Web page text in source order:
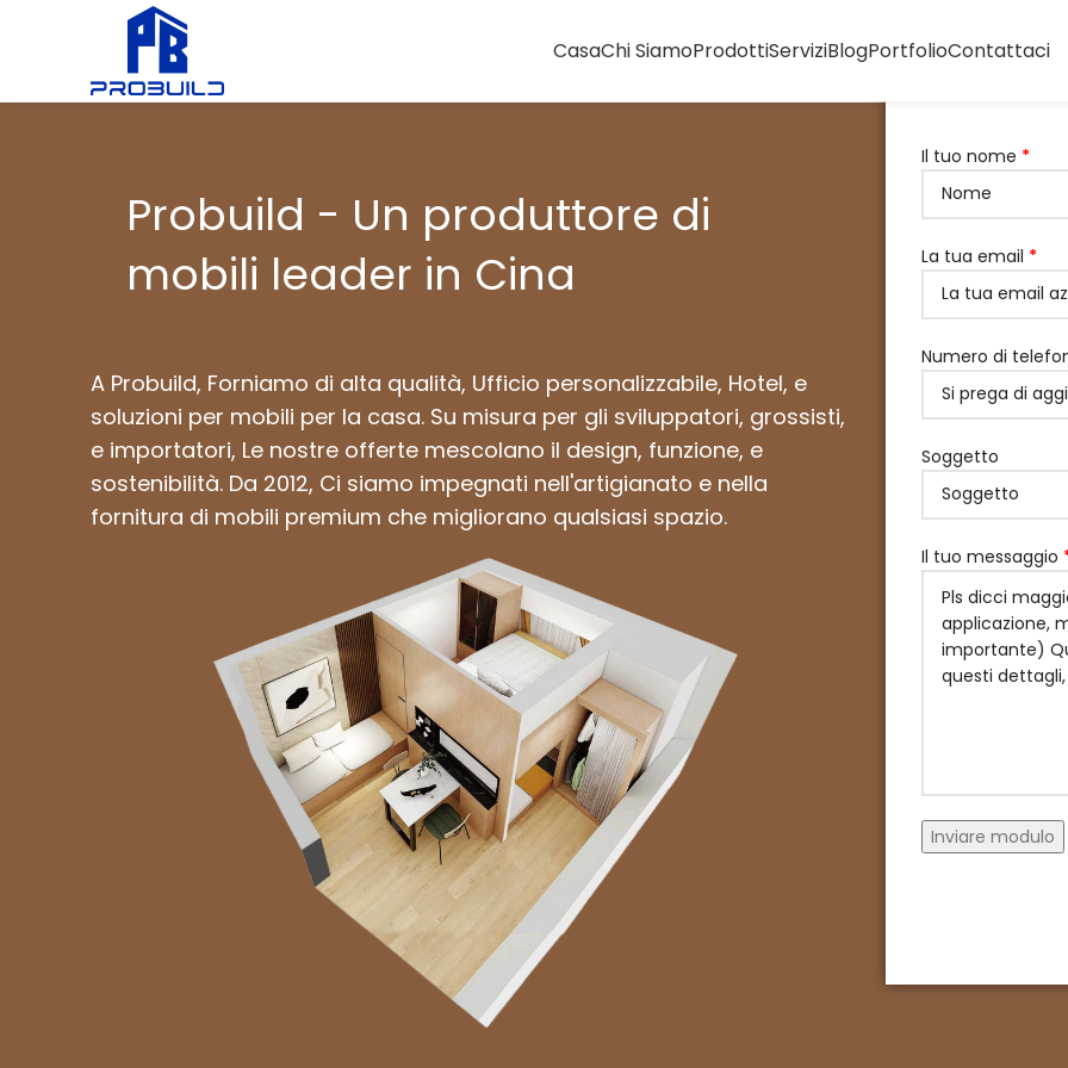
CasaChi SiamoProdottiServiziBlogPortfolioContattaci
Probuild - Un produttore di
mobili leader in Cina
A Probuild, Forniamo di alta qualità, Ufficio personalizzabile, Hotel, e
soluzioni per mobili per la casa. Su misura per gli sviluppatori, grossisti,
e importatori, Le nostre offerte mescolano il design, funzione, e
sostenibilità. Da 2012, Ci siamo impegnati nell'artigianato e nella
fornitura di mobili premium che migliorano qualsiasi spazio.
Il tuo nome *
La tua email *
Numero di
Soggetto
Il tuo messaggio